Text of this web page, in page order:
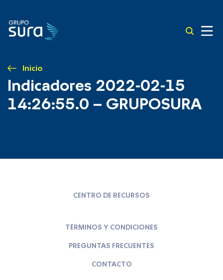
Inicio
Indicadores 2022-02-15
14:26:55.0 – GRUPOSURA
CENTRO DE RECURSOS
TÉRMINOS Y CONDICIONES
PREGUNTAS FRECUENTES
CONTACTO